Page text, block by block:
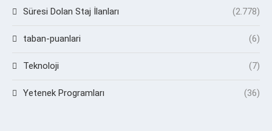
Süresi Dolan Staj İlanları (2.778)
taban-puanlari (6)
Teknoloji (7)
Yetenek Programları (36)